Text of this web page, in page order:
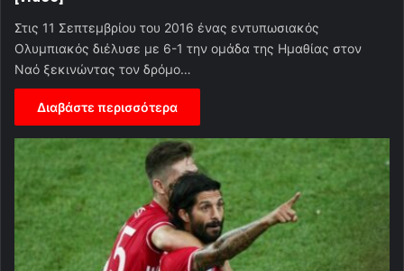
Στις 11 Σεπτεμβρίου του 2016 ένας εντυπωσιακός
Ολυμπιακός διέλυσε με 6-1 την ομάδα της Ημαθίας στον
Ναό ξεκινώντας τον δρόμο…
Διαβάστε περισσότερα